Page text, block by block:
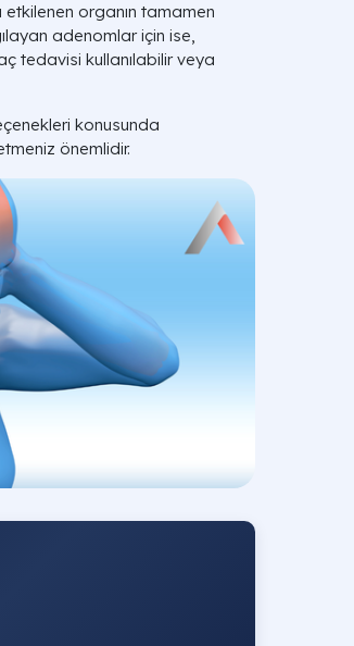
etkilenen organın tamamen
adenomlar için ise,
tedavisi kullanılabilir veya
konusunda
önemlidir.